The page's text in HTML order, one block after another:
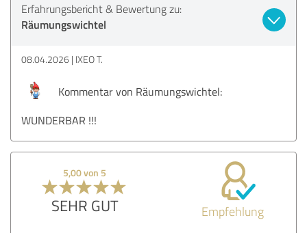
Erfahrungsbericht & Bewertung zu:
Räumungswichtel
08.04.2026 IXEO T.
Kommentar von Räumungswichtel:
WUNDERBAR !!!
5,00 von 5
SEHR GUT Empfehlung